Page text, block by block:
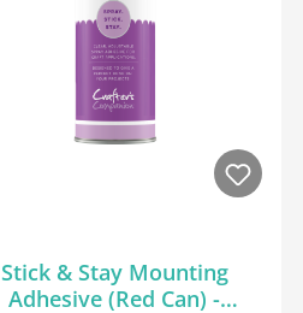
Stick & Stay Mounting
Adhesive (Red Can) -